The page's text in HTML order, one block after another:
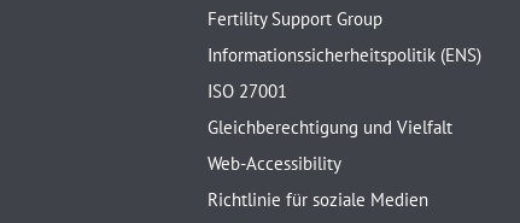
Fertility Support Group
Informationssicherheitspolitik (ENS)
ISO 27001
Gleichberechtigung und Vielfalt
Web-Accessibility
Richtlinie für soziale Medien